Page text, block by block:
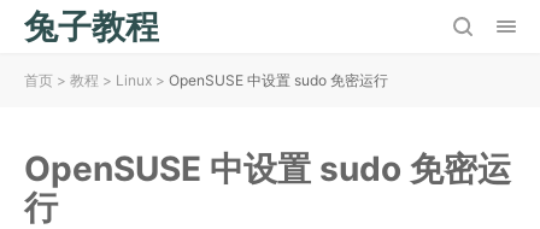
兔子教程
首页 > 教程 > Linux > OpenSUSE 中设置 sudo 免密运行
OpenSUSE 中设置 sudo 免密运
行